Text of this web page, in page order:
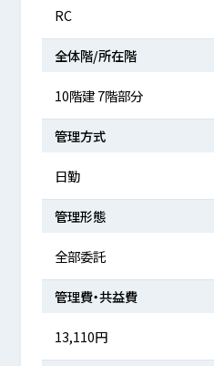
RC
全体階/所在階
10階建 7階部分
管理方式
日勤
管理形態
全部委託
管理費・共益費
13,110円